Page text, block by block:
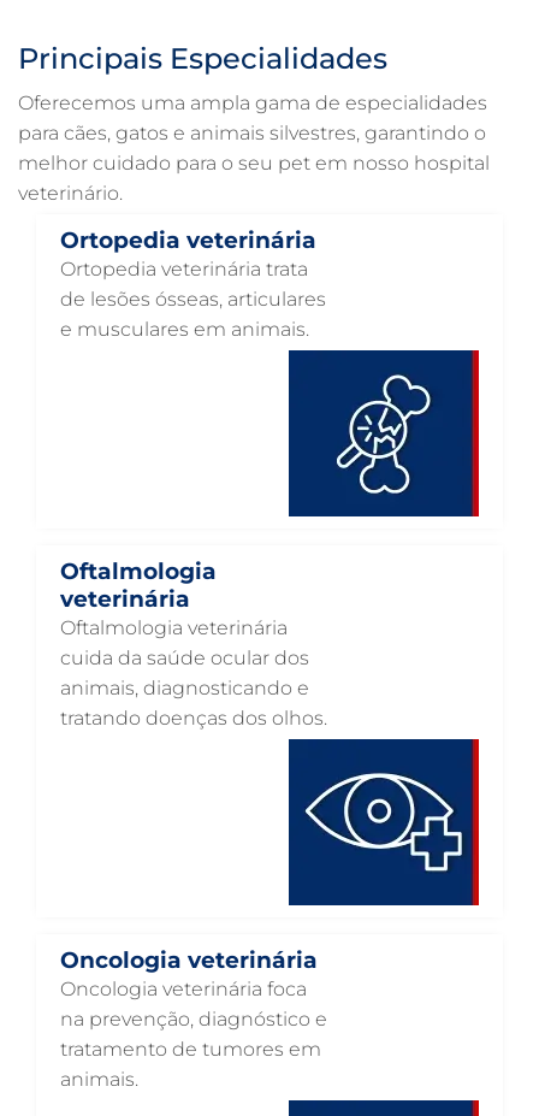
ULTRASSONOGRAFIA PARA CACHORRO EM GUARULHOS
ULTRASSOM VETERINÁRIO EM GUARULHOS
TRATAMENTO DE ANIMAIS EM GUARULHOS
RAIO X VETERINÁRIO EM GUARULHOS
PNEUMOLOGIA VETERINÁRIA EM GUARULHOS
OTOSCOPIA VETERINÁRIA EM GUARULHOS
OTOSCOPIA DIGITAL VETERINÁRIA EM GUARULHOS
OFTALMOLOGIA VETERINÁRIA EM GUARULHOS
NEUROLOGIA ANIMAL EM GUARULHOS
NEFROLOGIA VETERINÁRIA EM GUARULHOS
LABORATÓRIO PET EM GUARULHOS
INTERNAÇÃO VETERINÁRIA EM GUARULHOS
INTENSIVISMO VETERINÁRIO EM GUARULHOS
HOSPITAL PARA ANIMAIS EM GUARULHOS
HEMATOLOGIA VETERINÁRIA EM GUARULHOS
GASTROENTEROLOGIA VETERINÁRIA EM GUARULHOS
Principais Especialidades
Oferecemos uma ampla gama de especialidades
para cães, gatos e animais silvestres, garantindo o
melhor cuidado para o seu pet em nosso hospital
veterinário.
Ortopedia veterinária
Ortopedia veterinária trata
de lesões ósseas, articulares
e musculares em animais.
Oftalmologia
veterinária
Oftalmologia veterinária
cuida da saúde ocular dos
animais, diagnosticando e
tratando doenças dos olhos.
Oncologia veterinária
Oncologia veterinária foca
na prevenção, diagnóstico e
tratamento de tumores em
animais.